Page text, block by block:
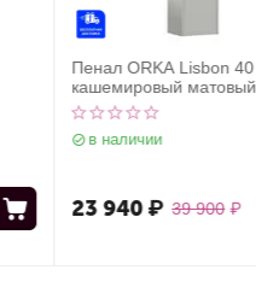
Пенал ORKA Lisbon 40
кашемировый матовый,
универсальный
в наличии
39 900 ₽
23 940₽